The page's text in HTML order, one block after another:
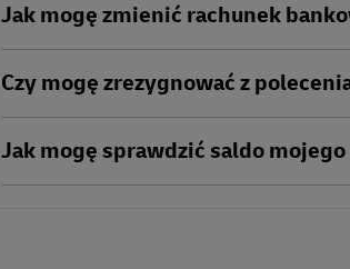
Jak mogę zmienić rachunek
Czy mogę zrezygnować z
Jak mogę sprawdzić saldo